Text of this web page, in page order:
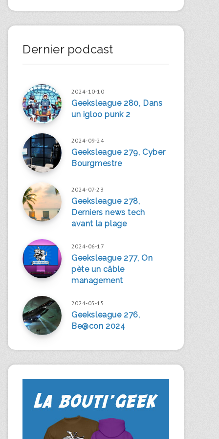
Dernier podcast
2024-10-10
Geeksleague 280, Dans
un igloo punk 2
2024-09-24
Geeksleague 279, Cyber
Bourgmestre
2024-07-23
Geeksleague 278,
Derniers news tech
avant la plage
2024-06-17
Geeksleague 277, On
pète un câble
management
2024-05-15
Geeksleague 276,
Be@con 2024